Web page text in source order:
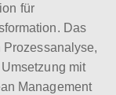
für
Das
mit
Management